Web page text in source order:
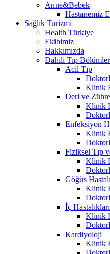
Anne&Bebek
Hastanemiz
Sağlık Turizmi
Health Türkiye
Ekibimiz
Hakkımızda
Dahili Tıp Bölümler
Acil Tıp
Klinik
Deri ve
Klinik
Enfeksiyon
Klinik
Fiziksel Tıp
Klinik
Göğüs
Klinik
İç
Klinik
Kardiyoloji
Klinik